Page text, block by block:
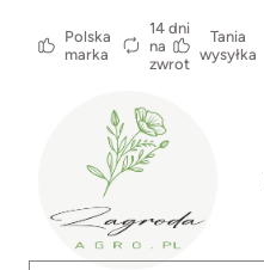
Polska
marka
14 dni
na
zwrot
Tania
wysyłka